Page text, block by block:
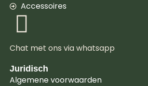
Accessoires
Chat met ons via whatsapp
Juridisch
Algemene voorwaarden